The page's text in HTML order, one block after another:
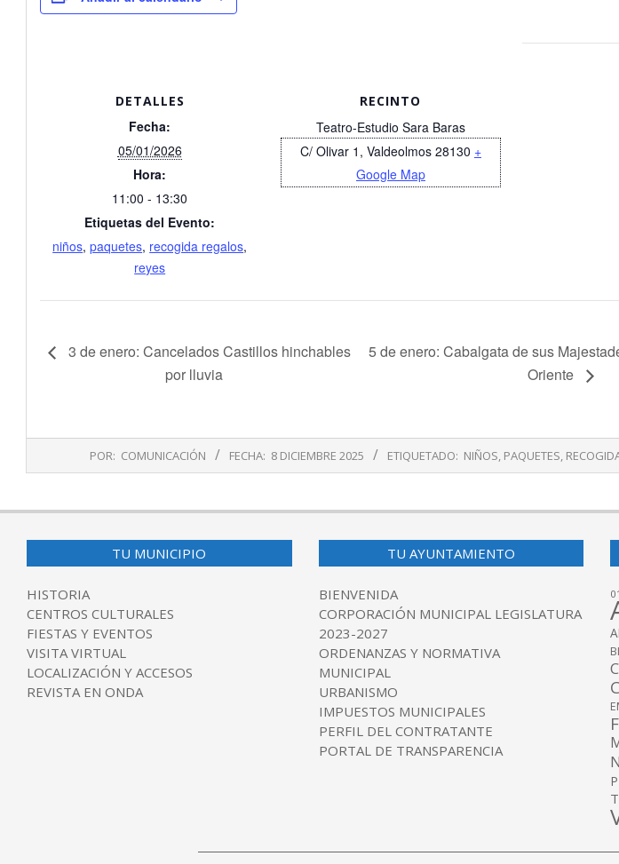
DETALLES
Fecha:
05/01/2026
Hora:
11:00 - 13:30
Etiquetas del Evento:
niños,paquetes, recogida regalos,
reyes
RECINTO
Teatro-Estudio Sara Baras
C/ Olivar 1, Valdeolmos 28130 +
Google Map
3 de enero: Cancelados Castillos hinchables
por lluvia
5 de enero: Cabalgata de sus
Oriente
POR: COMUNICACIÓN FECHA: 8 DICIEMBRE 2025 ETIQUETADO: NIÑOS, PAQUETES,
TU MUNICIPIO
HISTORIA
CENTROS CULTURALES
FIESTAS Y EVENTOS
VISITA VIRTUAL
LOCALIZACIÓN Y ACCESOS
REVISTA EN ONDA
TU AYUNTAMIENTO
BIENVENIDA
CORPORACIÓN MUNICIPAL LEGISLATURA
2023-2027
ORDENANZAS Y NORMATIVA
MUNICIPAL
URBANISMO
IMPUESTOS MUNICIPALES
PERFIL DEL CONTRATANTE
PORTAL DE TRANSPARENCIA